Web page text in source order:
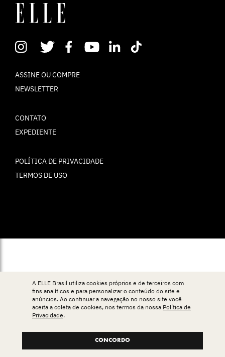
ASSINE OU COMPRE
NEWSLETTER
CONTATO
EXPEDIENTE
POLÍTICA DE PRIVACIDADE
TERMOS DE USO
A ELLE Brasil utiliza cookies próprios e de terceiros com
fins analíticos e para personalizar o conteúdo do site e
anúncios. Ao continuar a navegação no nosso site você
aceita a coleta de cookies, nos termos da nossa Política de
Privacidade.
CONCORDO